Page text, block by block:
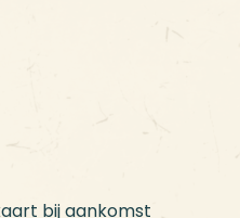
bij aankomst